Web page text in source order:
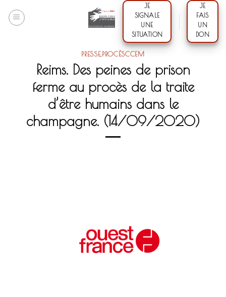
JE
SIGNALE
UNE
SITUATION
JE
FAIS
UN
DON
PRESSE,PROCÈSCCEM
Reims. Des peines de prison
ferme au procès de la traite
d’être humains dans le
champagne. (14/09/2020)